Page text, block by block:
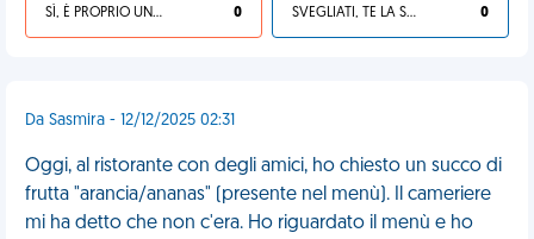
SÌ, È PROPRIO UNA VDM! 0 SVEGLIATI, TE LA SEI CERCATA! 0
Da Sasmira - 12/12/2025 02:31
Oggi, al ristorante con degli amici, ho chiesto un succo di
frutta "arancia/ananas" (presente nel menù). Il cameriere
mi ha detto che non c'era. Ho riguardato il menù e ho